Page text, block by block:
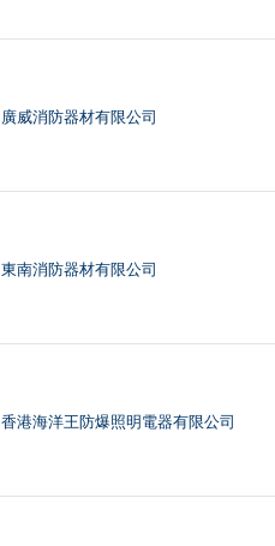
廣威消防器材有限公司
東南消防器材有限公司
香港海洋王防爆照明電器有限公司